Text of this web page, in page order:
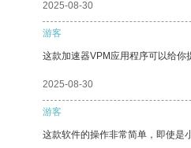
2025-08-30
游客
这款加速器VPM应用程序可以给你
2025-08-30
游客
这款软件的操作非常简单，即使是